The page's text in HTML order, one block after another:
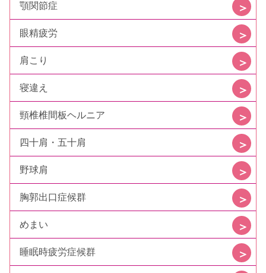
顎関節症
眼精疲労
肩こり
寝違え
頸椎椎間板ヘルニア
四十肩・五十肩
野球肩
胸郭出口症候群
めまい
睡眠時疲労症候群